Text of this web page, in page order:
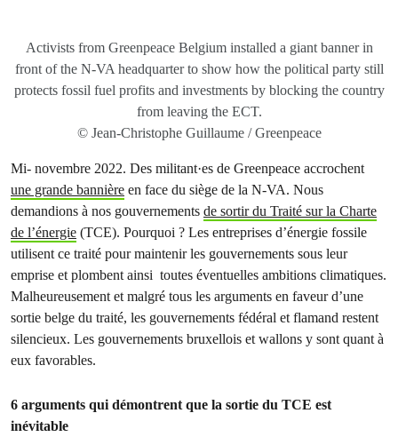
Activists from Greenpeace Belgium installed a giant banner in
front of the N-VA headquarter to show how the political party still
protects fossil fuel profits and investments by blocking the country
from leaving the ECT.
© Jean-Christophe Guillaume / Greenpeace
Mi- novembre 2022. Des militant·es de Greenpeace accrochent
une grande bannière en face du siège de la N-VA. Nous
demandions à nos gouvernements de sortir du Traité sur la Charte
de l’énergie (TCE). Pourquoi ? Les entreprises d’énergie fossile
utilisent ce traité pour maintenir les gouvernements sous leur
emprise et plombent ainsi toutes éventuelles ambitions climatiques.
Malheureusement et malgré tous les arguments en faveur d’une
sortie belge du traité, les gouvernements fédéral et flamand restent
silencieux. Les gouvernements bruxellois et wallons y sont quant à
eux favorables.
6 arguments qui démontrent que la sortie du TCE est
inévitable